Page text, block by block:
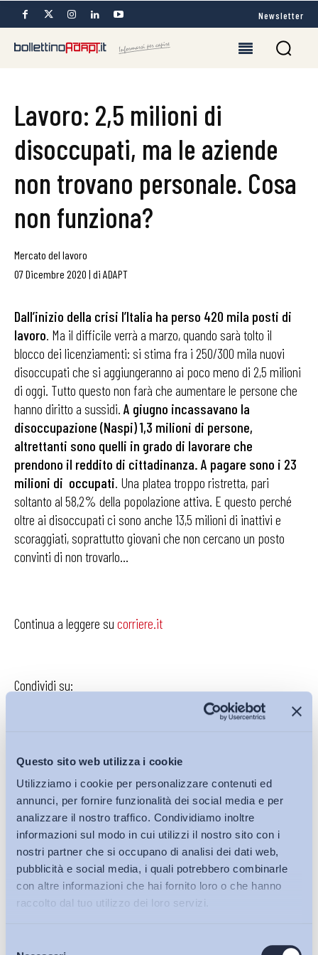
Questo sito web utilizza i cookie
Utilizziamo i cookie per personalizzare contenuti ed
annunci, per fornire funzionalità dei social media e per
analizzare il nostro traffico. Condividiamo inoltre
informazioni sul modo in cui utilizzi il nostro sito con i
nostri partner che si occupano di analisi dei dati web,
pubblicità e social media, i quali potrebbero combinarle
con altre informazioni che hai fornito loro o che hanno
raccolto dal tuo utilizzo dei loro servizi.
Bollettini ADAPT
Newsletter
Lavoro: 2,5 milioni di
disoccupati, ma le aziende
non trovano personale. Cosa
non funziona?
Mercato del lavoro
07 Dicembre 2020 | di ADAPT
Dall’inizio della crisi l’Italia ha perso 420 mila posti di
lavoro. Ma il difficile verrà a marzo, quando sarà tolto il
blocco dei licenziamenti: si stima fra i 250/300 mila nuovi
disoccupati che si aggiungeranno ai poco meno di 2,5 milioni
di oggi. Tutto questo non farà che aumentare le persone che
hanno diritto a sussidi. A giugno incassavano la
disoccupazione (Naspi) 1,3 milioni di persone,
altrettanti sono quelli in grado di lavorare che
prendono il reddito di cittadinanza. A pagare sono i 23
milioni di occupati. Una platea troppo ristretta, pari
soltanto al 58,2% della popolazione attiva. E questo perché
oltre ai disoccupati ci sono anche 13,5 milioni di inattivi e
scoraggiati, soprattutto giovani che non cercano un posto
convinti di non trovarlo…
Continua a leggere su corriere.it
Condividi su:
Iscriviti alla Newsletter